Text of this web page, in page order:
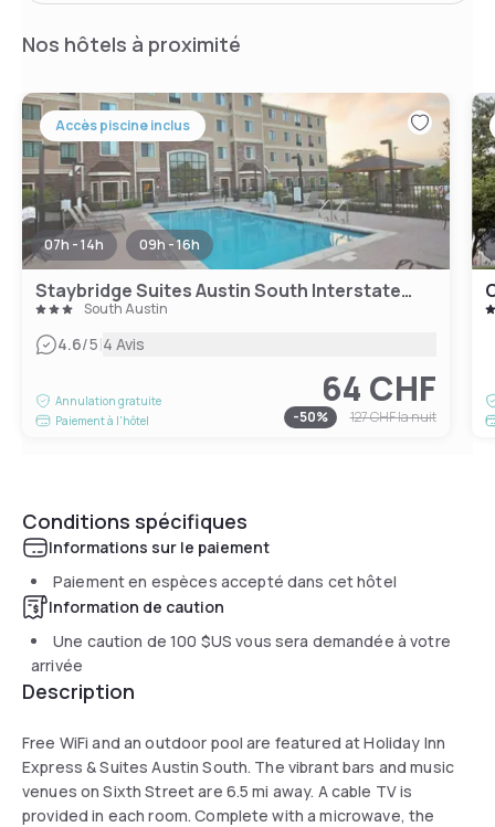
Nos hôtels à proximité
Accès piscine inclus
07h - 14h 09h - 16h
Staybridge Suites Austin South Interstate Hwy 35 by IHG
South Austin
4.6/5|4 Avis
Annulation gratuite
Paiement à l'hôtel
64 CHF
-50% 127 CHFla nuit
Conditions spécifiques
Informations sur le paiement
Paiement en espèces accepté dans cet hôtel
Information de caution
Une caution de100 $US vous sera demandée à votre
arrivée
Description
Free WiFi and an outdoor pool are featured at Holiday Inn
Express & Suites Austin South. The vibrant bars and music
venues on Sixth Street are 6.5 mi away. A cable TV is
provided in each room. Complete with a microwave, the